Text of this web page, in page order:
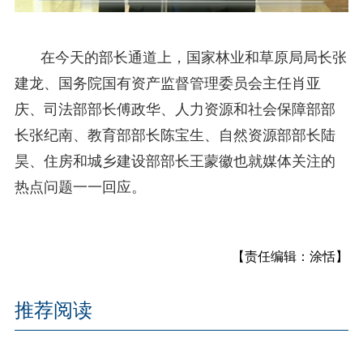
在今天的部长通道上，国家林业和草原局局长张
建龙、国务院国有资产监督管理委员会主任肖亚
庆、司法部部长傅政华、人力资源和社会保障部部
长张纪南、教育部部长陈宝生、自然资源部部长陆
昊、住房和城乡建设部部长王蒙徽也就媒体关注的
热点问题一一回应。
【责任编辑：涂恬】
推荐阅读